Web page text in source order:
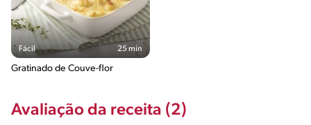
Fácil 25 min
Gratinado de Couve-flor
Avaliação da receita (2)